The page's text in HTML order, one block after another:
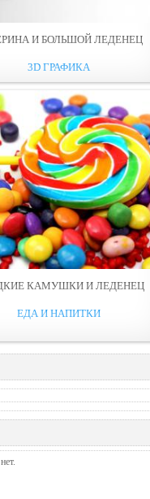
И БОЛЬШОЙ ЛЕДЕНЕЦ
3D ГРАФИКА
КАМУШКИ И ЛЕДЕНЕЦ
ЕДА И НАПИТКИ